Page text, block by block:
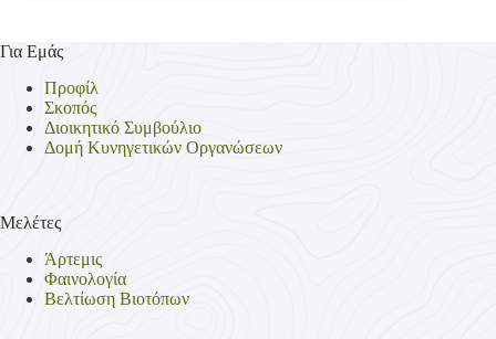
Για Εμάς
Προφίλ
Σκοπός
Διοικητικό Συμβούλιο
Δομή Κυνηγετικών Οργανώσεων
Μελέτες
Άρτεμις
Φαινολογία
Βελτίωση Βιοτόπων